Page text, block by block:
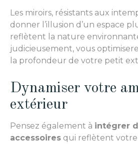
Les miroirs, résistants aux
donner l’illusion d’un espace
reflètent la nature
judicieusement, vous
la profondeur de votre petit
Dynamiser votre
extérieur
Pensez également à intégrer
accessoires qui reflètent